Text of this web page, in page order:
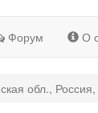
Форум О
обл.,